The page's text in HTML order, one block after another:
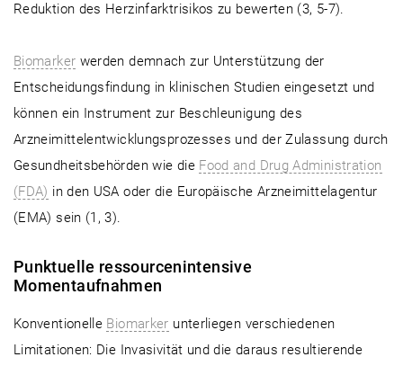
Reduktion des Herzinfarktrisikos zu bewerten (3, 5-7).
Biomarker werden demnach zur Unterstützung der
Entscheidungsfindung in klinischen Studien eingesetzt und
können ein Instrument zur Beschleunigung des
Arzneimittelentwicklungsprozesses und der Zulassung durch
Gesundheitsbehörden wie die Food and Drug Administration
(FDA) in den USA oder die Europäische Arzneimittelagentur
(EMA) sein (1, 3).
Punktuelle ressourcenintensive
Momentaufnahmen
Konventionelle Biomarker unterliegen verschiedenen
Limitationen: Die Invasivität und die daraus resultierende